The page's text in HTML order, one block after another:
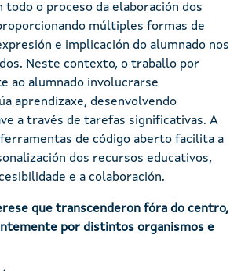
todo o proceso da elaboración dos
múltiples formas de
e implicación do alumnado nos
Neste contexto, o traballo por
ao alumnado involucrarse
aprendizaxe, desenvolvendo
a través de tarefas significativas. A
de código aberto facilita a
dos recursos educativos,
e a colaboración.
que transcenderon fóra do centro,
por distintos organismos e